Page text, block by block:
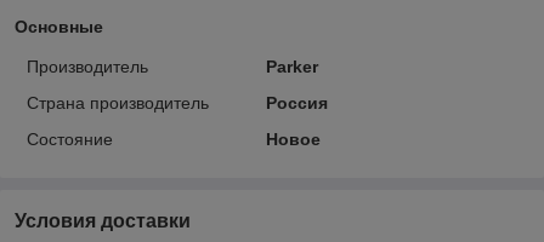
Основные
Производитель
Parker
Страна производитель
Россия
Состояние
Новое
Условия доставки